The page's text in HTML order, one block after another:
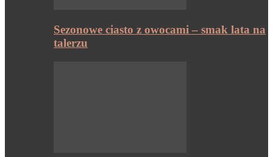
Sezonowe ciasto z owocami – smak lata na
talerzu